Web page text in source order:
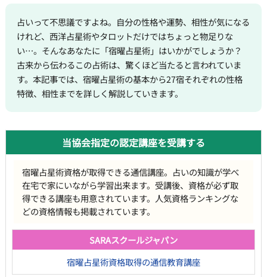
占いって不思議ですよね。自分の性格や運勢、相性が気になる
けれど、西洋占星術やタロットだけではちょっと物足りな
い…。そんなあなたに「宿曜占星術」はいかがでしょうか？
古来から伝わるこの占術は、驚くほど当たると言われていま
す。本記事では、宿曜占星術の基本から27宿それぞれの性格
特徴、相性までを詳しく解説していきます。
当協会指定の認定講座を受講する
宿曜占星術資格が取得できる通信講座。占いの知識が学べ
在宅で家にいながら学習出来ます。受講後、資格が必ず取
得できる講座も用意されています。人気資格ランキングな
どの資格情報も掲載されています。
SARAスクールジャパン
宿曜占星術資格取得の通信教育講座